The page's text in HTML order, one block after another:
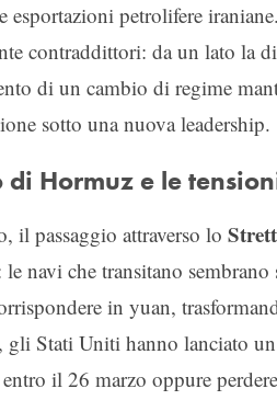
esportazioni petrolifere
contraddittori: da un lato la
di un cambio di regime
sotto una nuova leadership.
di Hormuz e le
il passaggio attraverso lo
navi che transitano
in yuan,
gli Stati Uniti hanno lanciato un
il 26 marzo oppure